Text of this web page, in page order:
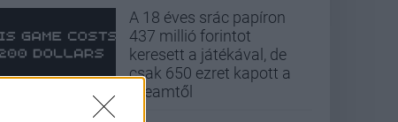
A 18 éves srác papíron
437 millió forintot
keresett a játékával, de
csak 650 ezret kapott a
Steamtől